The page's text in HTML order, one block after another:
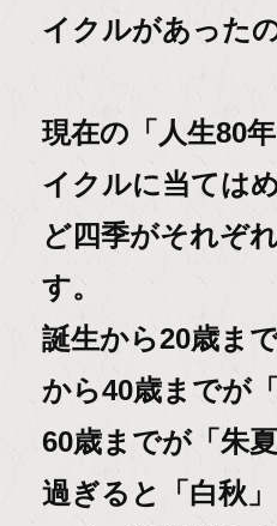
イクルがあったの
現在の「人生80
イクルに当ては
ど四季がそれぞ
す。
誕生から20歳ま
から40歳までが
60歳までが「朱
過ぎると「白秋」